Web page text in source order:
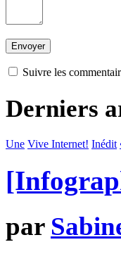
Suivre les
Derniers
Une Vive Internet! Inédit
par